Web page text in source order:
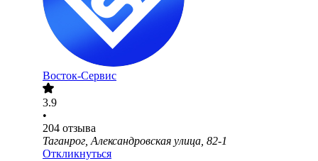
Восток-Сервис
3.9
•
204 отзыва
Таганрог, Александровская улица, 82-1
Откликнуться